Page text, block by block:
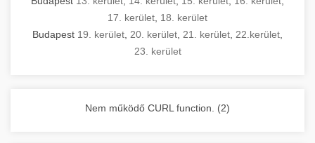
üzembe helyezés koordinálásában. Hosszú távú
garancia, gyors szerviz és folyamatos műszaki
támogatás biztosítja az Ön nyugalmát és
Nagykonyhai berendezések komplett
17. kerület 18. kerület
Budapest 19. kerület 20. kerület 21. kerület 22.kerület
23. kerület
Nem működő CURL function. (2)